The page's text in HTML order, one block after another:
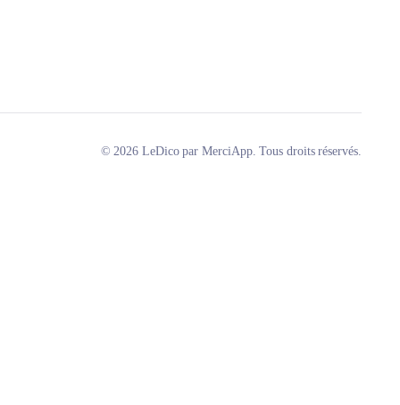
© 2026 LeDico par MerciApp. Tous droits réservés.